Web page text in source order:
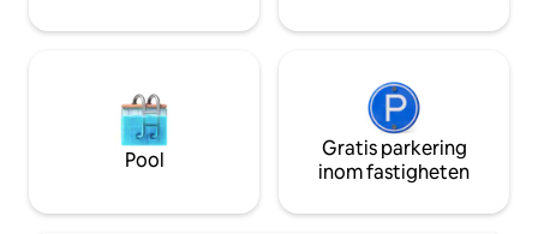
Pool
Gratis parkering
inom fastigheten